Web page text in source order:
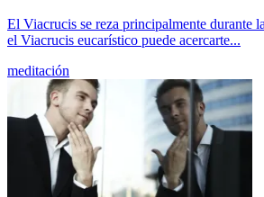
El Viacrucis se reza principalmente durante
el Viacrucis eucarístico puede acercarte...
meditación